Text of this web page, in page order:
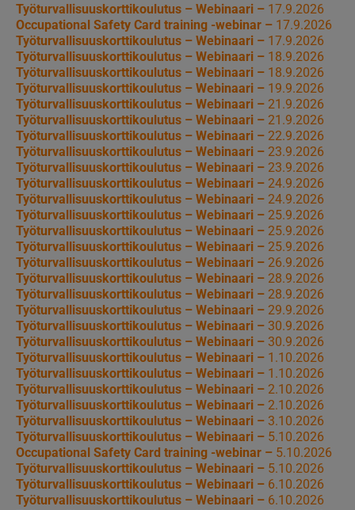
Työturvallisuuskorttikoulutus – Webinaari – 17.9.2026
Occupational Safety Card training -webinar – 17.9.2026
Työturvallisuuskorttikoulutus – Webinaari – 17.9.2026
Työturvallisuuskorttikoulutus – Webinaari – 18.9.2026
Työturvallisuuskorttikoulutus – Webinaari – 18.9.2026
Työturvallisuuskorttikoulutus – Webinaari – 19.9.2026
Työturvallisuuskorttikoulutus – Webinaari – 21.9.2026
Työturvallisuuskorttikoulutus – Webinaari – 21.9.2026
Työturvallisuuskorttikoulutus – Webinaari – 22.9.2026
Työturvallisuuskorttikoulutus – Webinaari – 23.9.2026
Työturvallisuuskorttikoulutus – Webinaari – 23.9.2026
Työturvallisuuskorttikoulutus – Webinaari – 24.9.2026
Työturvallisuuskorttikoulutus – Webinaari – 24.9.2026
Työturvallisuuskorttikoulutus – Webinaari – 25.9.2026
Työturvallisuuskorttikoulutus – Webinaari – 25.9.2026
Työturvallisuuskorttikoulutus – Webinaari – 25.9.2026
Työturvallisuuskorttikoulutus – Webinaari – 26.9.2026
Työturvallisuuskorttikoulutus – Webinaari – 28.9.2026
Työturvallisuuskorttikoulutus – Webinaari – 28.9.2026
Työturvallisuuskorttikoulutus – Webinaari – 29.9.2026
Työturvallisuuskorttikoulutus – Webinaari – 30.9.2026
Työturvallisuuskorttikoulutus – Webinaari – 30.9.2026
Työturvallisuuskorttikoulutus – Webinaari – 1.10.2026
Työturvallisuuskorttikoulutus – Webinaari – 1.10.2026
Työturvallisuuskorttikoulutus – Webinaari – 2.10.2026
Työturvallisuuskorttikoulutus – Webinaari – 2.10.2026
Työturvallisuuskorttikoulutus – Webinaari – 3.10.2026
Työturvallisuuskorttikoulutus – Webinaari – 5.10.2026
Occupational Safety Card training -webinar – 5.10.2026
Työturvallisuuskorttikoulutus – Webinaari – 5.10.2026
Työturvallisuuskorttikoulutus – Webinaari – 6.10.2026
Työturvallisuuskorttikoulutus – Webinaari – 6.10.2026